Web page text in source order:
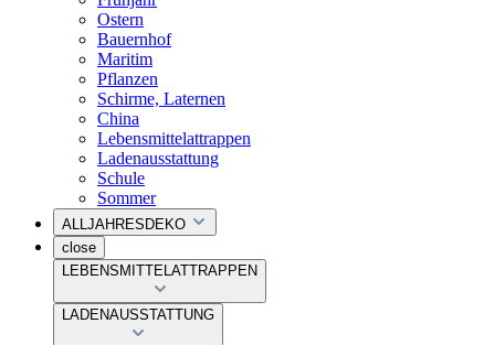
Ostern
Bauernhof
Maritim
Pflanzen
Schirme, Laternen
China
Lebensmittelattrappen
Ladenausstattung
Schule
Sommer
ALLJAHRESDEKO
close
LEBENSMITTELATTRAPPEN
LADENAUSSTATTUNG